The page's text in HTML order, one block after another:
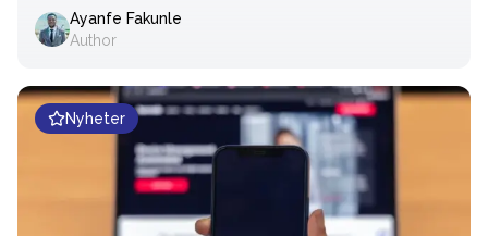
Ayanfe Fakunle
Author
Nyheter